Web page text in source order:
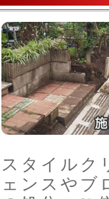
スタイルク
ェンスやブ